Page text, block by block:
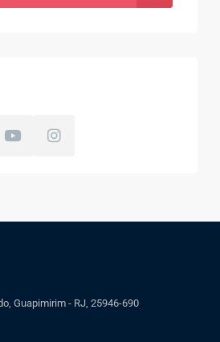
Guapimirim - RJ, 25946-690